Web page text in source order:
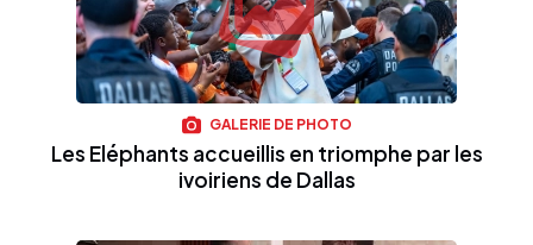
GALERIE DE PHOTO
Les Eléphants accueillis en triomphe par les
ivoiriens de Dallas